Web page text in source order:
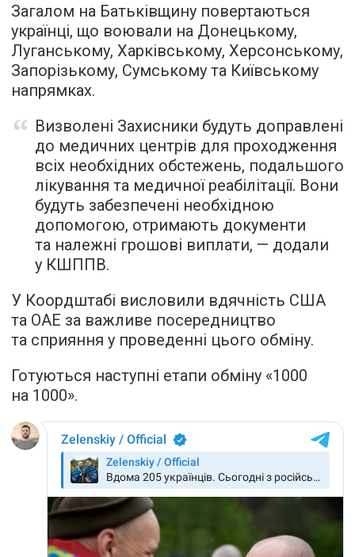
Загалом на Батьківщину повертаються
українці, що воювали на Донецькому,
Луганському, Харківському, Херсонському,
Запорізькому, Сумському та Київському
напрямках.
Визволені Захисники будуть доправлені
до медичних центрів для проходження
всіх необхідних обстежень, подальшого
лікування та медичної реабілітації. Вони
будуть забезпечені необхідною
допомогою, отримають документи
та належні грошові виплати, — додали
у КШППВ.
У Коордштабі висловили вдячність США
та ОАЕ за важливе посередництво
та сприяння у проведенні цього обміну.
Готуються наступні етапи обміну «1000
на 1000».